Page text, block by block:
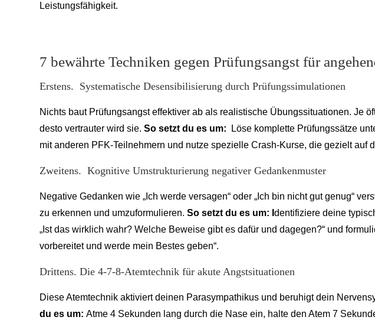
Leistungsfähigkeit.
7 bewährte Techniken gegen Prüfungsangst für
Erstens. Systematische Desensibilisierung durch Prüfungssimulationen
Nichts baut Prüfungsangst effektiver ab als realistische Übungssituationen. Je
desto vertrauter wird sie. So setzt du es um:
Löse komplette Prüfungssätze
mit anderen PFK-Teilnehmern und nutze spezielle Crash-Kurse, die gezielt auf
Zweitens. Kognitive Umstrukturierung negativer Gedankenmuster
Negative Gedanken wie „Ich werde versagen“ oder „Ich bin nicht gut genug“
zu erkennen und umzuformulieren. So setzt du es um: I dentifiziere deine
„Ist das wirklich wahr? Welche Beweise gibt es dafür und dagegen?“ und
vorbereitet und werde mein Bestes geben“.
Drittens. Die 4-7-8-Atemtechnik für akute Angstsituationen
Diese Atemtechnik aktiviert deinen Parasympathikus und beruhigt dein
du es um: Atme 4 Sekunden lang durch die Nase ein, halte den Atem 7